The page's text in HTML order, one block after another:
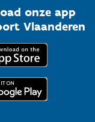
onze app
Vlaanderen